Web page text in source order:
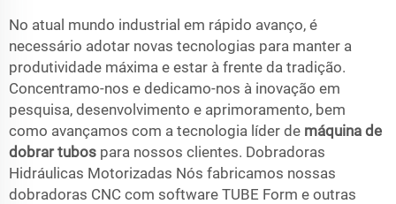
No atual mundo industrial em rápido avanço, é
necessário adotar novas tecnologias para manter a
produtividade máxima e estar à frente da tradição.
Concentramo-nos e dedicamo-nos à inovação em
pesquisa, desenvolvimento e aprimoramento, bem
como avançamos com a tecnologia líder de máquina de
dobrar tubos para nossos clientes. Dobradoras
Hidráulicas Motorizadas Nós fabricamos nossas
dobradoras CNC com software TUBE Form e outras